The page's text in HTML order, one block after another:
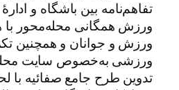
تفاهم‌نامه بین باشگاه و
ورزش همگانی محله‌محور با
ورزش و جوانان و همچنین
ورزشی به‌خصوص سایت محلۀ
تدوین طرح جامع صفائیه با